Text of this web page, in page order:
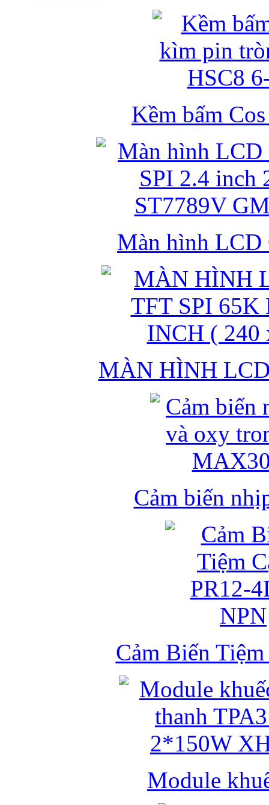
Kềm bấm
Màn hình LCD
MÀN HÌNH
Cảm biến
Cảm Biến
Module